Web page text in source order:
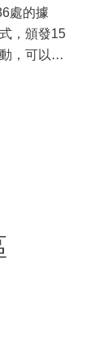
處的據
，頒發15
，可以更